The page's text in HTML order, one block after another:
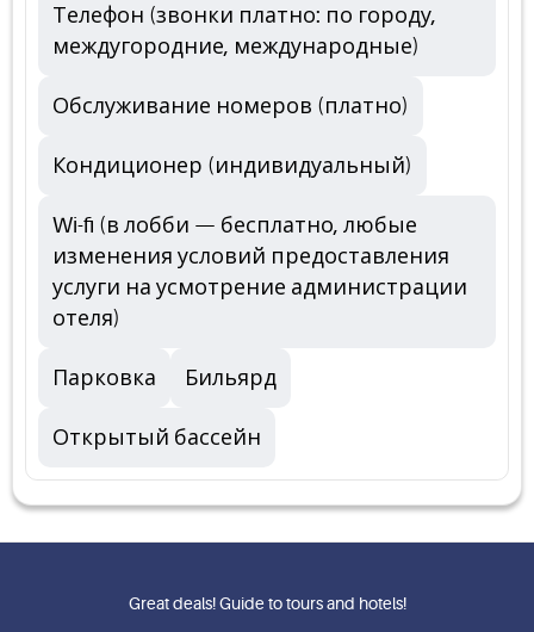
Телефон (звонки платно: по городу,
междугородние, международные)
Обслуживание номеров (платно)
Кондиционер (индивидуальный)
Wi-fi (в лобби — бесплатно, любые
изменения условий предоставления
услуги на усмотрение администрации
отеля)
Парковка Бильярд
Открытый бассейн
Great deals! Guide to tours and hotels!